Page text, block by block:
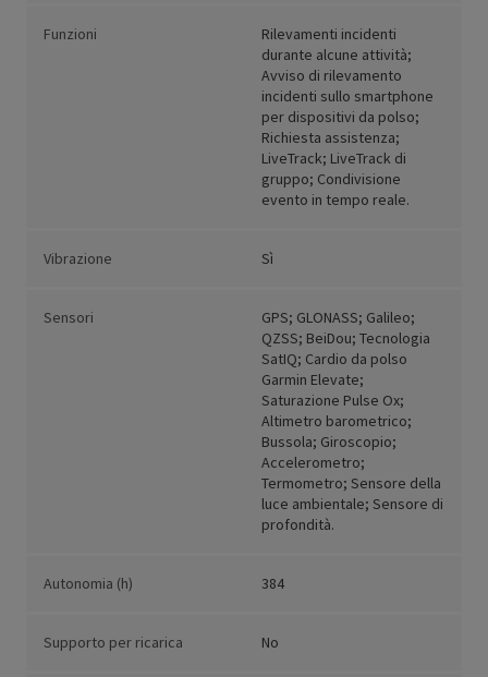
Funzioni
Rilevamenti incidenti
durante alcune attività;
Avviso di rilevamento
incidenti sullo smartphone
per dispositivi da polso;
Richiesta assistenza;
LiveTrack; LiveTrack di
gruppo; Condivisione
evento in tempo reale.
Vibrazione Sì
Sensori
GPS; GLONASS; Galileo;
QZSS; BeiDou; Tecnologia
SatIQ; Cardio da polso
Garmin Elevate;
Saturazione Pulse Ox;
Altimetro barometrico;
Bussola; Giroscopio;
Accelerometro;
Termometro; Sensore della
luce ambientale; Sensore di
profondità.
Autonomia (h) 384
Supporto per ricarica No